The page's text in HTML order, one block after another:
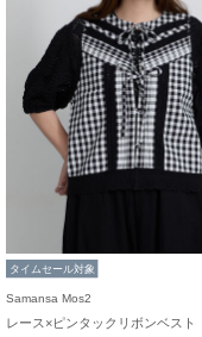
タイムセール対象
Samansa Mos2